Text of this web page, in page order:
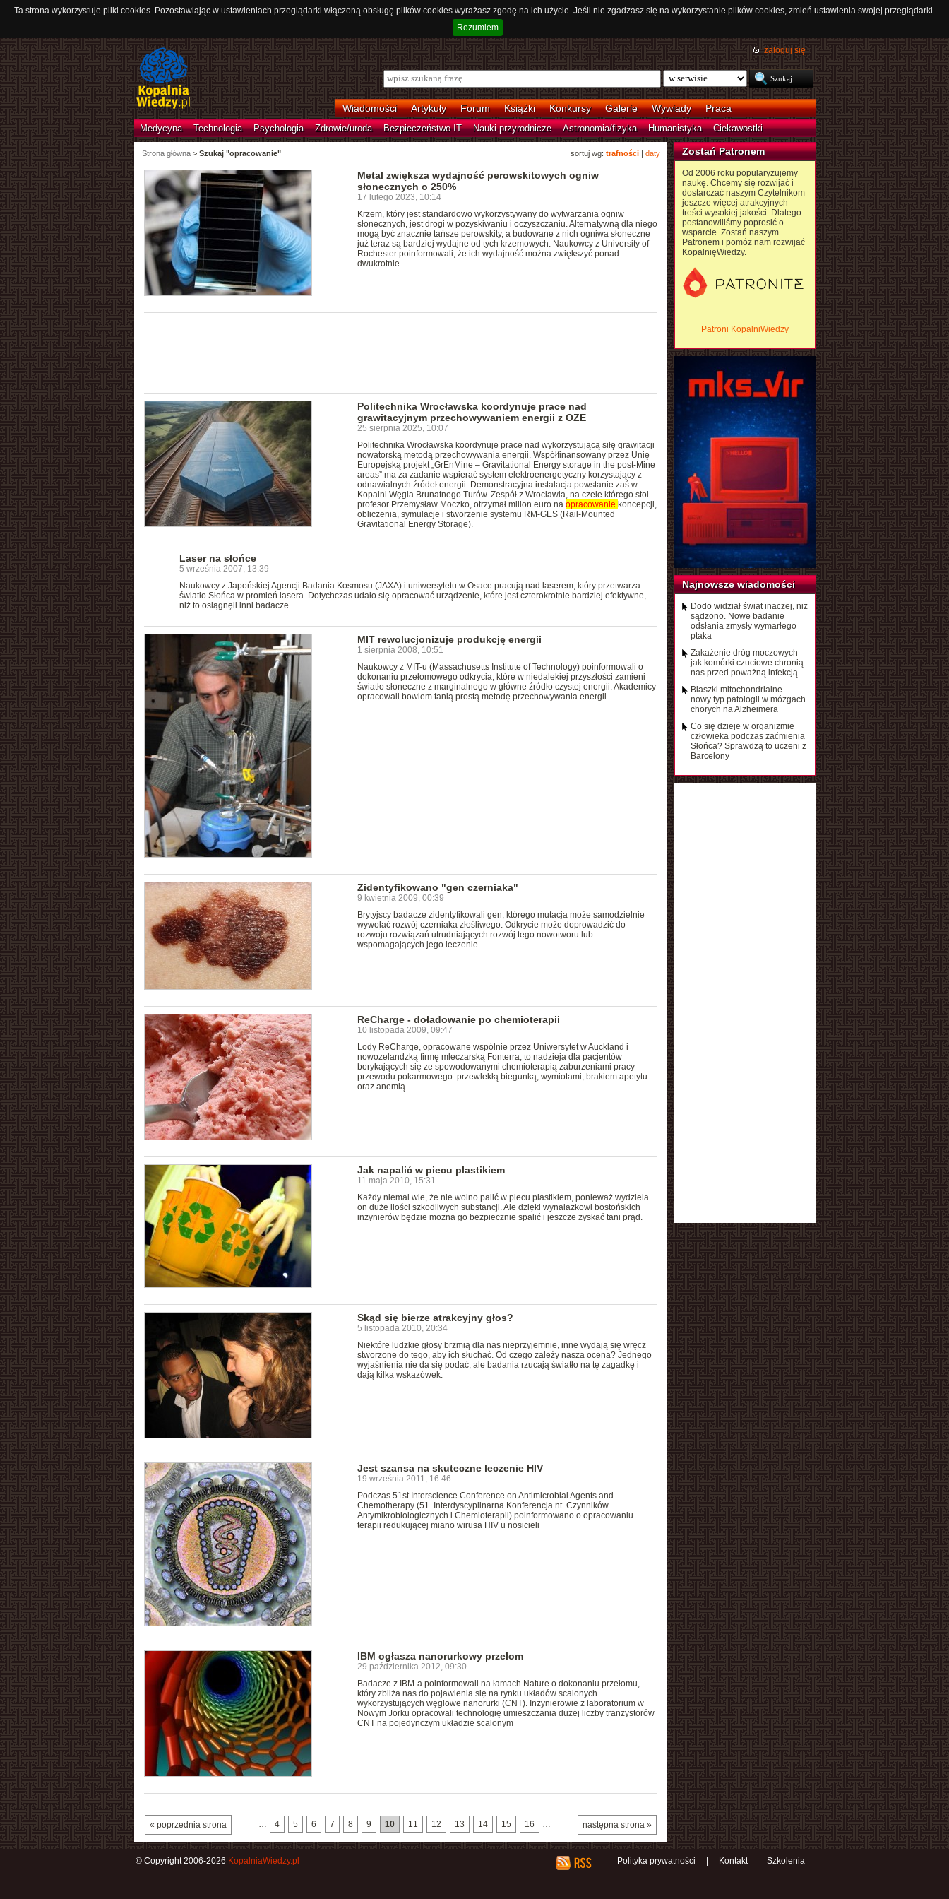
Ta strona wykorzystuje pliki cookies. Pozostawiając w ustawieniach przeglądarki włączoną obsługę plików cookies wyrażasz zgodę na ich użycie. Jeśli nie zgadzasz się na wykorzystanie plików cookies, zmień ustawienia swojej przeglądarki.
Rozumiem
zaloguj się
Wiadomości Artykuły Forum Książki Konkursy Galerie Wywiady Praca
Medycyna Technologia Psychologia Zdrowie/uroda Bezpieczeństwo IT Nauki przyrodnicze Astronomia/fizyka Humanistyka Ciekawostki
sortuj wg: trafności| daty
Strona główna> Szukaj "opracowanie"
Metal zwiększa wydajność perowskitowych ogniw
słonecznych o 250%
17 lutego 2023, 10:14
Krzem, który jest standardowo wykorzystywany do wytwarzania ogniw
słonecznych, jest drogi w pozyskiwaniu i oczyszczaniu. Alternatywną dla niego
mogą być znacznie tańsze perowskity, a budowane z nich ogniwa słoneczne
już teraz są bardziej wydajne od tych krzemowych. Naukowcy z University of
Rochester poinformowali, że ich wydajność można zwiększyć ponad
dwukrotnie.
Politechnika Wrocławska koordynuje prace nad
grawitacyjnym przechowywaniem energii z OZE
25 sierpnia 2025, 10:07
Politechnika Wrocławska koordynuje prace nad wykorzystującą siłę grawitacji
nowatorską metodą przechowywania energii. Współfinansowany przez Unię
Europejską projekt „GrEnMine – Gravitational Energy storage in the post-Mine
areas” ma za zadanie wspierać system elektroenergetyczny korzystający z
odnawialnych źródeł energii. Demonstracyjna instalacja powstanie zaś w
Kopalni Węgla Brunatnego Turów. Zespół z Wrocławia, na czele którego stoi
profesor Przemysław Moczko, otrzymał milion euro na opracowanie koncepcji,
obliczenia, symulacje i stworzenie systemu RM-GES (Rail-Mounted
Gravitational Energy Storage).
Laser na słońce
5 września 2007, 13:39
Naukowcy z Japońskiej Agencji Badania Kosmosu (JAXA) i uniwersytetu w Osace pracują nad laserem, który przetwarza
światło Słońca w promień lasera. Dotychczas udało się opracować urządzenie, które jest czterokrotnie bardziej efektywne,
niż to osiągnęli inni badacze.
MIT rewolucjonizuje produkcję energii
1 sierpnia 2008, 10:51
Naukowcy z MIT-u (Massachusetts Institute of Technology) poinformowali o
dokonaniu przełomowego odkrycia, które w niedalekiej przyszłości zamieni
światło słoneczne z marginalnego w główne źródło czystej energii. Akademicy
opracowali bowiem tanią prostą metodę przechowywania energii.
Zidentyfikowano "gen czerniaka"
9 kwietnia 2009, 00:39
Brytyjscy badacze zidentyfikowali gen, którego mutacja może samodzielnie
wywołać rozwój czerniaka złośliwego. Odkrycie może doprowadzić do
rozwoju rozwiązań utrudniających rozwój tego nowotworu lub
wspomagających jego leczenie.
ReCharge - doładowanie po chemioterapii
10 listopada 2009, 09:47
Lody ReCharge, opracowane wspólnie przez Uniwersytet w Auckland i
nowozelandzką firmę mleczarską Fonterra, to nadzieja dla pacjentów
borykających się ze spowodowanymi chemioterapią zaburzeniami pracy
przewodu pokarmowego: przewlekłą biegunką, wymiotami, brakiem apetytu
oraz anemią.
Jak napalić w piecu plastikiem
11 maja 2010, 15:31
Każdy niemal wie, że nie wolno palić w piecu plastikiem, ponieważ wydziela
on duże ilości szkodliwych substancji. Ale dzięki wynalazkowi bostońskich
inżynierów będzie można go bezpiecznie spalić i jeszcze zyskać tani prąd.
Skąd się bierze atrakcyjny głos?
5 listopada 2010, 20:34
Niektóre ludzkie głosy brzmią dla nas nieprzyjemnie, inne wydają się wręcz
stworzone do tego, aby ich słuchać. Od czego zależy nasza ocena? Jednego
wyjaśnienia nie da się podać, ale badania rzucają światło na tę zagadkę i
dają kilka wskazówek.
Jest szansa na skuteczne leczenie HIV
19 września 2011, 16:46
Podczas 51st Interscience Conference on Antimicrobial Agents and
Chemotherapy (51. Interdyscyplinarna Konferencja nt. Czynników
Antymikrobiologicznych i Chemioterapii) poinformowano o opracowaniu
terapii redukującej miano wirusa HIV u nosicieli
IBM ogłasza nanorurkowy przełom
29 października 2012, 09:30
Badacze z IBM-a poinformowali na łamach Nature o dokonaniu przełomu,
który zbliża nas do pojawienia się na rynku układów scalonych
wykorzystujących węglowe nanorurki (CNT). Inżynierowie z laboratorium w
Nowym Jorku opracowali technologię umieszczania dużej liczby tranzystorów
CNT na pojedynczym układzie scalonym
« poprzednia strona następna strona »
… 4 5 6 7 8 9 10 11 12 13 14 15 16 …
Zostań Patronem
Od 2006 roku popularyzujemy
naukę. Chcemy się rozwijać i
dostarczać naszym Czytelnikom
jeszcze więcej atrakcyjnych
treści wysokiej jakości. Dlatego
postanowiliśmy poprosić o
wsparcie. Zostań naszym
Patronem i pomóż nam rozwijać
KopalnięWiedzy.
Patroni KopalniWiedzy
Najnowsze wiadomości
Dodo widział świat inaczej, niż
sądzono. Nowe badanie
odsłania zmysły wymarłego
ptaka
Zakażenie dróg moczowych –
jak komórki czuciowe chronią
nas przed poważną infekcją
Blaszki mitochondrialne –
nowy typ patologii w mózgach
chorych na Alzheimera
Co się dzieje w organizmie
człowieka podczas zaćmienia
Słońca? Sprawdzą to uczeni z
Barcelony
Polityka prywatności Kontakt Szkolenia
© Copyright 2006-2026 KopalniaWiedzy.pl